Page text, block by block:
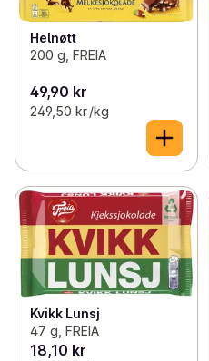
Helnøtt
200 g, FREIA
49,90 kr
249,50 kr /kg
Kvikk Lunsj
47 g, FREIA
18,10 kr